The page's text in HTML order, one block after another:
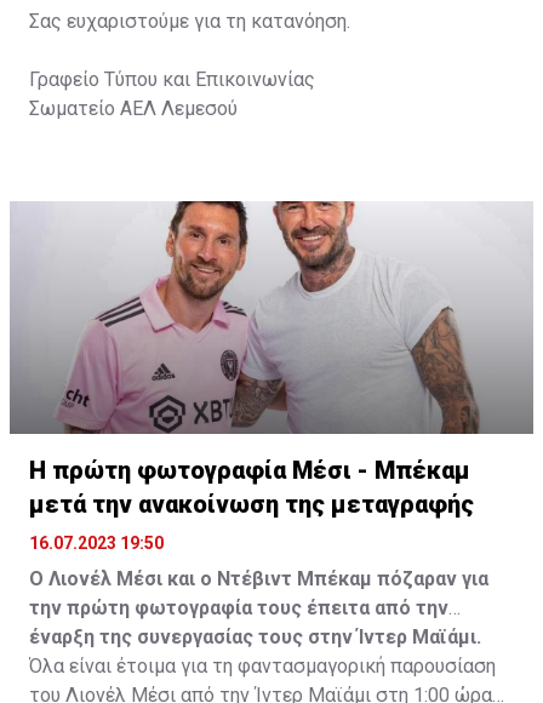
Σας ευχαριστούμε για τη κατανόηση.
Γραφείο Τύπου και Επικοινωνίας
Σωματείο ΑΕΛ Λεμεσού
Η πρώτη φωτογραφία Μέσι - Μπέκαμ
μετά την ανακοίνωση της μεταγραφής
16.07.2023 19:50
Ο Λιονέλ Μέσι και ο Ντέβιντ Μπέκαμ πόζαραν για
την πρώτη φωτογραφία τους έπειτα από την
έναρξη της συνεργασίας τους στην Ίντερ Μαϊάμι.
Όλα είναι έτοιμα για τη φαντασμαγορική παρουσίαση
του Λιονέλ Μέσι από την Ίντερ Μαϊάμι στη 1:00 ώρα